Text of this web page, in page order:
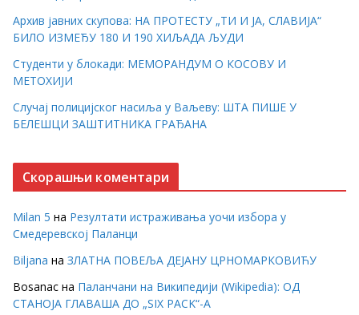
Архив јавних скупова: НА ПРОТЕСТУ „ТИ И ЈА, СЛАВИЈА“
БИЛО ИЗМЕЂУ 180 И 190 ХИЉАДА ЉУДИ
Студенти у блокади: МЕМОРАНДУМ О КОСОВУ И
МЕТОХИЈИ
Случај полицијског насиља у Ваљеву: ШТА ПИШЕ У
БЕЛЕШЦИ ЗАШТИТНИКА ГРАЂАНА
Скорашњи коментари
Milan 5 на Резултати истраживања уочи избора у
Смедеревској Паланци
Biljana на ЗЛАТНА ПОВЕЉА ДЕЈАНУ ЦРНОМАРКОВИЋУ
Bosanac на Паланчани на Википедији (Wikipedia): ОД
СТАНОЈА ГЛАВАША ДО „SIX PACK“-А